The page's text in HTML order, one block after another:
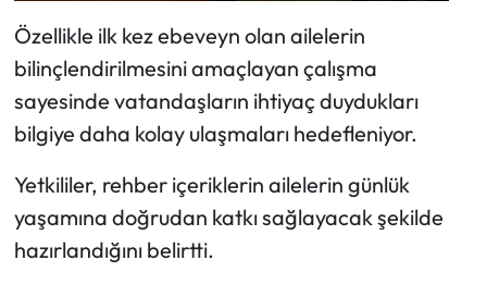
Özellikle ilk kez ebeveyn olan ailelerin
bilinçlendirilmesini amaçlayan çalışma
sayesinde vatandaşların ihtiyaç duydukları
bilgiye daha kolay ulaşmaları hedefleniyor.
Yetkililer, rehber içeriklerin ailelerin günlük
yaşamına doğrudan katkı sağlayacak şekilde
hazırlandığını belirtti.